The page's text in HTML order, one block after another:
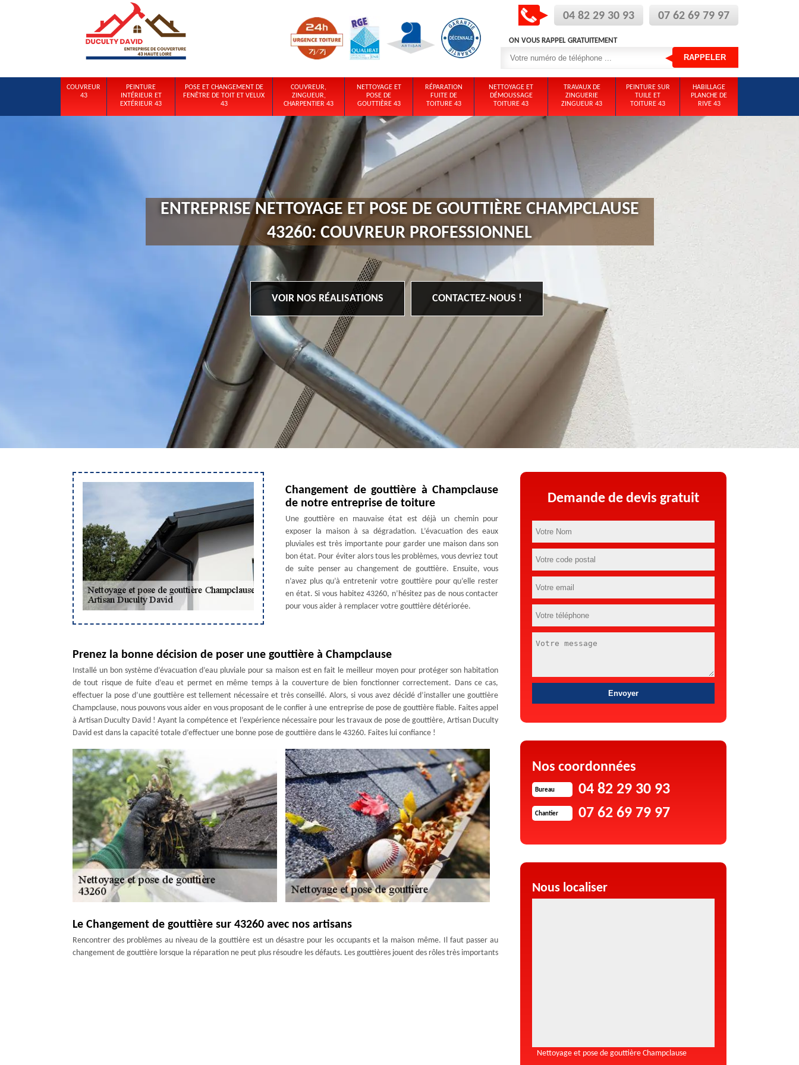
04 82 29 30 93 07 62 69 79 97
ON VOUS RAPPEL GRATUITEMENT
COUVREUR
43
PEINTURE
INTÉRIEUR ET
EXTÉRIEUR 43
POSE ET CHANGEMENT DE
FENÊTRE DE TOIT ET VELUX
43
COUVREUR,
ZINGUEUR,
CHARPENTIER 43
NETTOYAGE ET
POSE DE
GOUTTIÈRE 43
RÉPARATION
FUITE DE
TOITURE 43
NETTOYAGE ET
DÉMOUSSAGE
TOITURE 43
TRAVAUX DE
ZINGUERIE
ZINGUEUR 43
PEINTURE SUR
TUILE ET
TOITURE 43
HABILLAGE
PLANCHE DE
RIVE 43
ENTREPRISE NETTOYAGE ET POSE DE GOUTTIÈRE CHAMPCLAUSE
43260: COUVREUR PROFESSIONNEL
VOIR NOS RÉALISATIONS CONTACTEZ-NOUS !
Changement de gouttière à Champclause
de notre entreprise de toiture
Une gouttière en mauvaise état est déjà un chemin pour
exposer la maison à sa dégradation. L’évacuation des eaux
pluviales est très importante pour garder une maison dans son
bon état. Pour éviter alors tous les problèmes, vous devriez tout
de suite penser au changement de gouttière. Ensuite, vous
n’avez plus qu’à entretenir votre gouttière pour qu’elle rester
en état. Si vous habitez 43260, n’hésitez pas de nous contacter
pour vous aider à remplacer votre gouttière détériorée.
Prenez la bonne décision de poser une gouttière à Champclause
Installé un bon système d’évacuation d’eau pluviale pour sa maison est en fait le meilleur moyen pour protéger son habitation
de tout risque de fuite d’eau et permet en même temps à la couverture de bien fonctionner correctement. Dans ce cas,
effectuer la pose d’une gouttière est tellement nécessaire et très conseillé. Alors, si vous avez décidé d’installer une gouttière
Champclause, nous pouvons vous aider en vous proposant de le confier à une entreprise de pose de gouttière fiable. Faites appel
à Artisan Duculty David ! Ayant la compétence et l’expérience nécessaire pour les travaux de pose de gouttière, Artisan Duculty
David est dans la capacité totale d’effectuer une bonne pose de gouttière dans le 43260. Faites lui confiance !
Le Changement de gouttière sur 43260 avec nos artisans
Rencontrer des problèmes au niveau de la gouttière est un désastre pour les occupants et la maison même. Il faut passer au
changement de gouttière lorsque la réparation ne peut plus résoudre les défauts. Les gouttières jouent des rôles très importants
Demande de devis gratuit
Nos coordonnées
Bureau 04 82 29 30 93
Chantier 07 62 69 79 97
Nous localiser
Nettoyage et pose de gouttière Champclause